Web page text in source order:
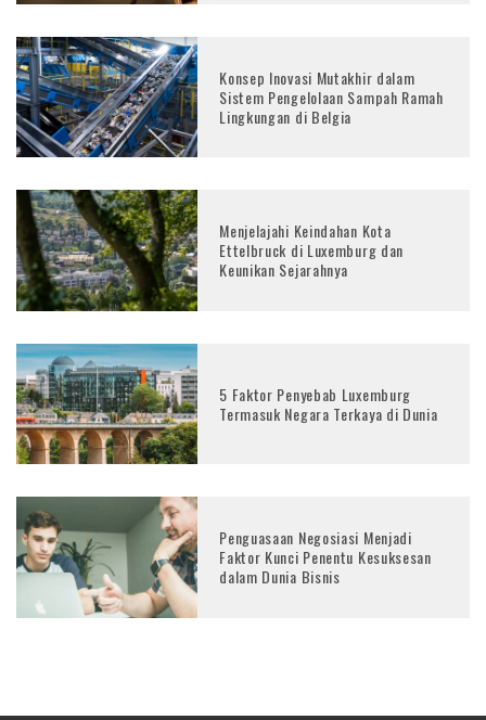
Konsep Inovasi Mutakhir dalam
Sistem Pengelolaan Sampah Ramah
Lingkungan di Belgia
Menjelajahi Keindahan Kota
Ettelbruck di Luxemburg dan
Keunikan Sejarahnya
5 Faktor Penyebab Luxemburg
Termasuk Negara Terkaya di Dunia
Penguasaan Negosiasi Menjadi
Faktor Kunci Penentu Kesuksesan
dalam Dunia Bisnis